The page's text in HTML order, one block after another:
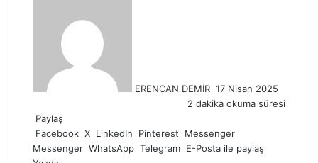
ERENCAN DEMİR 17 Nisan 2025
2 dakika okuma süresi
Paylaş
Facebook X LinkedIn Pinterest
Messenger
Messenger WhatsApp Telegram E-Posta ile paylaş